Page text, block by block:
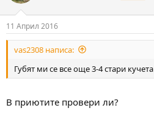
11 Април 2016
vas2308 написа:
Губят ми се все още 3-4 стари кучета
В приютите провери ли?